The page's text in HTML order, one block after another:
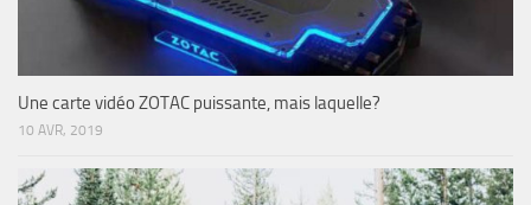
Une carte vidéo ZOTAC puissante, mais laquelle?
10 AVR, 2019